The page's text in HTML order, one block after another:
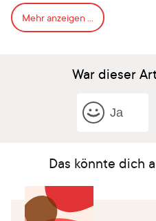
2016 Jan;45(1/2):59.
de Bastos M, Stegeman
Syst Rev. 2014 Mar
Practice Committee of the
Reproductive Medicine.
Løkkegaard E. Risk of
of oral contraceptives
Mehr anzeigen ...
War dieser
Ja
Das könnte dich